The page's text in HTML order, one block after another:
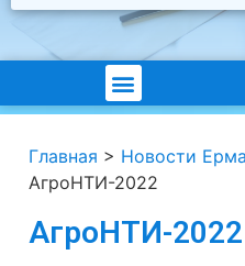
Главная > Новости
АгроНТИ-2022
АгроНТИ-2022